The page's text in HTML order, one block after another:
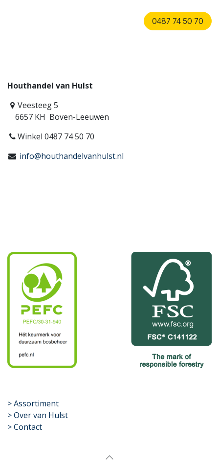
0487 74 50 70
Houthandel van Hulst
Veesteeg 5
6657 KH Boven-Leeuwen
Winkel 0487 74 50 70
info@houthandelvanhulst.nl
​>Assortiment
> Over van Hulst
> Contact